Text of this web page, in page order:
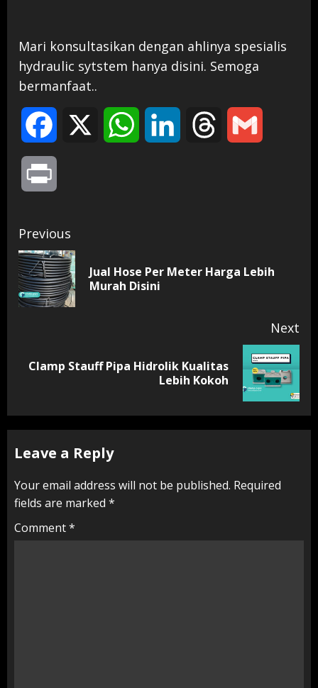
Mari konsultasikan dengan ahlinya spesialis
hydraulic sytstem hanya disini. Semoga
bermanfaat..
Facebook WhatsAppLinkedIn Threads
Continue
Reading
Previous
Jual Hose Per Meter Harga Lebih
Murah Disini
Next
Next
Clamp Stauff Pipa Hidrolik Kualitas
Lebih Kokoh
Leave a Reply
Your email address will not be published. Required
fields are marked *
Comment*